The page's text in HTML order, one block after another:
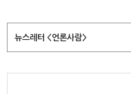
뉴스레터 <언론사람>